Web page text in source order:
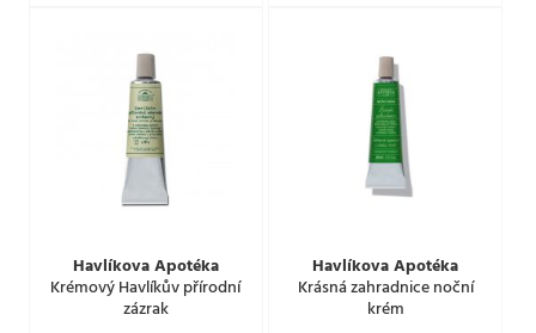
Havlíkova Apotéka
Krémový Havlíkův přírodní
zázrak
Havlíkova Apotéka
Krásná zahradnice noční
krém